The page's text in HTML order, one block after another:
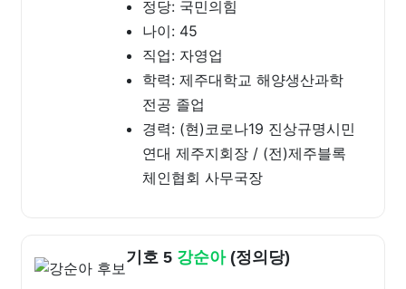
정당: 국민의힘
나이: 45
직업: 자영업
학력: 제주대학교 해양생산과학
전공 졸업
경력: (현)코로나19 진상규명시민
연대 제주지회장 / (전)제주블록
체인협회 사무국장
기호 5 강순아(정의당)